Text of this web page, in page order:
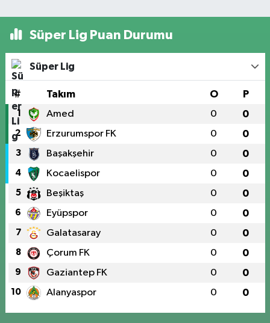
Süper Lig Puan Durumu
Süper Lig
# Takım O P
1 Amed 0 0
2 Erzurumspor FK 0 0
3 Başakşehir 0 0
4 Kocaelispor 0 0
5 Beşiktaş 0 0
6 Eyüpspor 0 0
7 Galatasaray 0 0
8 Çorum FK 0 0
9 Gaziantep FK 0 0
10 Alanyaspor 0 0